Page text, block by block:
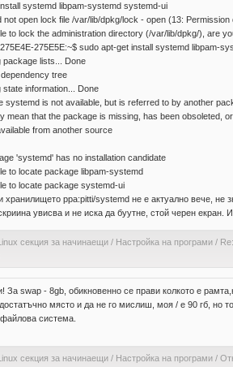
systemd libpam-systemd systemd-ui
not open lock file /var/lib/dpkg/lock - open (13: Permission
to lock the administration directory (/var/lib/dpkg/), are
275E5E:~$ sudo apt-get install systemd libpam-
package lists... Done
dependency tree
state information... Done
systemd is not available, but is referred to by another
mean that the package is missing, has been obsoleted, or
from another source
'systemd' has no installation candidate
to locate package libpam-systemd
to locate package systemd-ui
хранилището ppa:pitti/systemd не е актуално вече, не
увисва и не иска да буутне, стой черен
секция за начинаещи/ Настройка на програми/
За swap - 8gb, обикновенно се прави колкото е
място и да не го мислиш, моя / е 90 гб, но
система.
секция за начинаещи/ Настройка на програми/